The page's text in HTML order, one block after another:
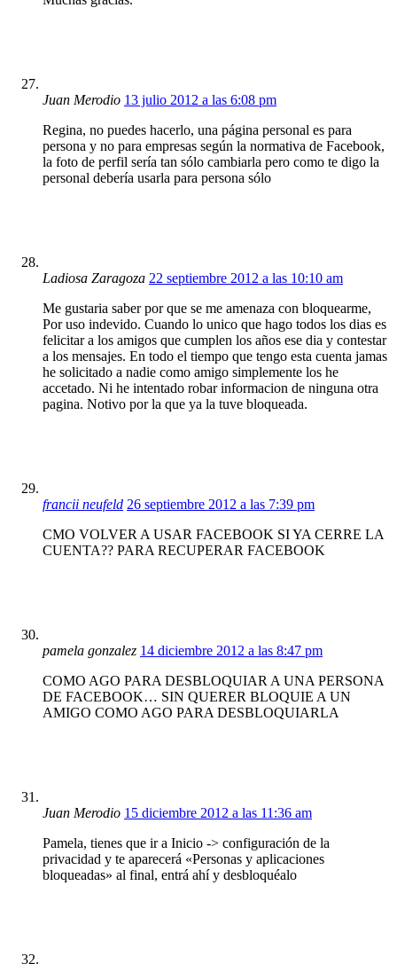
Juan Merodio 13 julio 2012 a las 6:08 pm
Regina, no puedes hacerlo, una página personal es para
persona y no para empresas según la normativa de Facebook,
la foto de perfil sería tan sólo cambiarla pero como te digo la
personal debería usarla para persona sólo
Ladiosa Zaragoza 22 septiembre 2012 a las 10:10 am
Me gustaria saber por que se me amenaza con bloquearme,
Por uso indevido. Cuando lo unico que hago todos los dias es
felicitar a los amigos que cumplen los años ese dia y contestar
a los mensajes. En todo el tiempo que tengo esta cuenta jamas
he solicitado a nadie como amigo simplemente los he
accetado. Ni he intentado robar informacion de ninguna otra
pagina. Notivo por la que ya la tuve bloqueada.
francii neufeld 26 septiembre 2012 a las 7:39 pm
CMO VOLVER A USAR FACEBOOK SI YA CERRE LA
CUENTA?? PARA RECUPERAR FACEBOOK
pamela gonzalez 14 diciembre 2012 a las 8:47 pm
COMO AGO PARA DESBLOQUIAR A UNA PERSONA
DE FACEBOOK… SIN QUERER BLOQUIE A UN
AMIGO COMO AGO PARA DESBLOQUIARLA
Juan Merodio 15 diciembre 2012 a las 11:36 am
Pamela, tienes que ir a Inicio -> configuración de la
privacidad y te aparecerá «Personas y aplicaciones
bloqueadas» al final, entrá ahí y desbloquéalo